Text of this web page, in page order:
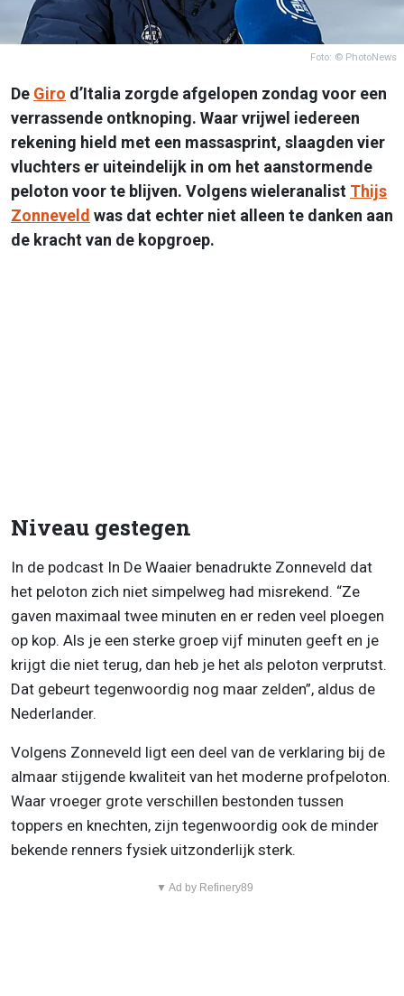
Foto: © PhotoNews
De Giro d’Italia zorgde afgelopen zondag voor een
verrassende ontknoping. Waar vrijwel iedereen
rekening hield met een massasprint, slaagden vier
vluchters er uiteindelijk in om het aanstormende
peloton voor te blijven. Volgens wieleranalist Thijs
Zonneveld was dat echter niet alleen te danken aan
de kracht van de kopgroep.
Niveau gestegen
In de podcast In De Waaier benadrukte Zonneveld dat
het peloton zich niet simpelweg had misrekend. “Ze
gaven maximaal twee minuten en er reden veel ploegen
op kop. Als je een sterke groep vijf minuten geeft en je
krijgt die niet terug, dan heb je het als peloton verprutst.
Dat gebeurt tegenwoordig nog maar zelden”, aldus de
Nederlander.
Volgens Zonneveld ligt een deel van de verklaring bij de
almaar stijgende kwaliteit van het moderne profpeloton.
Waar vroeger grote verschillen bestonden tussen
toppers en knechten, zijn tegenwoordig ook de minder
bekende renners fysiek uitzonderlijk sterk.
▼ Ad by Refinery89